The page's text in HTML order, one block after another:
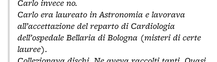
Carlo invece no.
Carlo era laureato in Astronomia e lavorava
all’accettazione del reparto di Cardiologia
dell’ospedale Bellaria di Bologna (misteri di certe
lauree).